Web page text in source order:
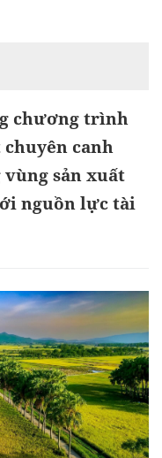
chương trình
canh
sản xuất
nguồn lực tài